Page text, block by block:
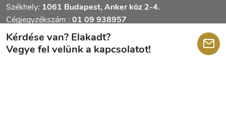
Székhely: 1061 Budapest, Anker köz 2-4.
Cégjegyzékszám : 01 09 938957
Adószám:
22686125-2-42
Kérdése van? Elakadt?
Vegye fel velünk a kapcsolatot!